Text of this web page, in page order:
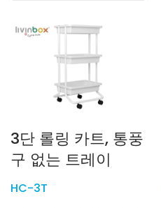
3단 롤링 카트, 통풍
구 없는 트레이
HC-3T